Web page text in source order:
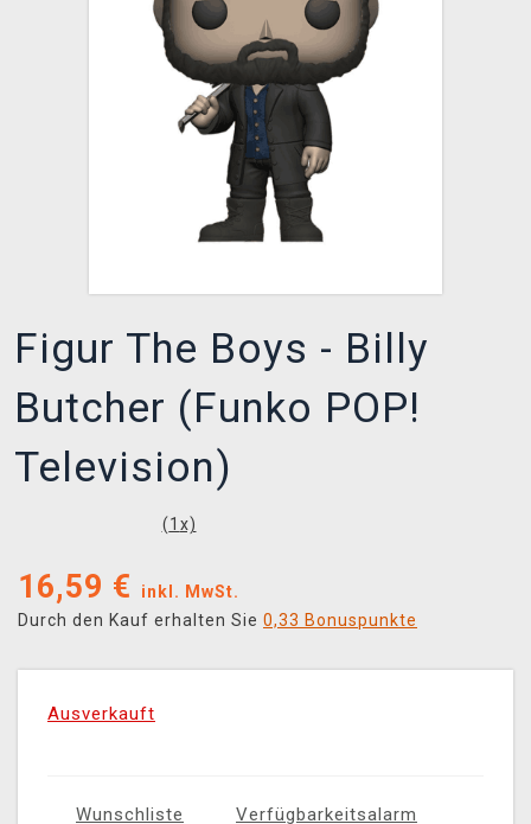
Figur The Boys - Billy
Butcher (Funko POP!
Television)
(1 x)
16,59 €
inkl. MwSt.
Durch den Kauf erhalten Sie 0,33 Bonuspunkte
Ausverkauft
Wunschliste Verfügbarkeitsalarm